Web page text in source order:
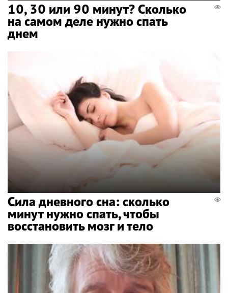
10, 30 или 90 минут? Сколько
на самом деле нужно спать
днем
Сила дневного сна: сколько
минут нужно спать, чтобы
восстановить мозг и тело